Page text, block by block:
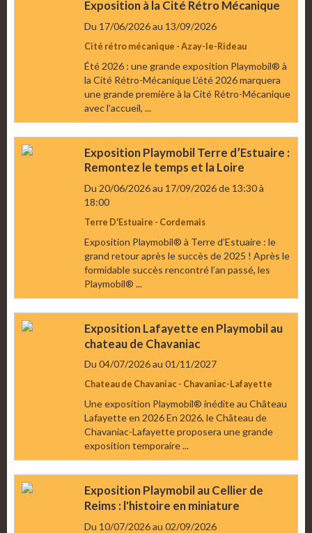
Exposition à la Cité Rétro Mécanique
Du 17/06/2026au 13/09/2026
Cité rétro mécanique - Azay-le-Rideau
Été 2026 : une grande exposition Playmobil® à
la Cité Rétro-Mécanique L’été 2026 marquera
une grande première à la Cité Rétro-Mécanique
avec l’accueil, ...
Exposition Playmobil Terre d’Estuaire :
Remontez le temps et la Loire
Du 20/06/2026au 17/09/2026de 13:30à
18:00
Terre D'Estuaire - Cordemais
Exposition Playmobil® à Terre d’Estuaire : le
grand retour après le succès de 2025 ! Après le
formidable succès rencontré l’an passé, les
Playmobil® ...
Exposition Lafayette en Playmobil au
chateau de Chavaniac
Du 04/07/2026au 01/11/2027
Chateau de Chavaniac - Chavaniac-Lafayette
Une exposition Playmobil® inédite au Château
Lafayette en 2026 En 2026, le Château de
Chavaniac-Lafayette proposera une grande
exposition temporaire ...
Exposition Playmobil au Cellier de
Reims : l'histoire en miniature
Du 10/07/2026au 02/09/2026